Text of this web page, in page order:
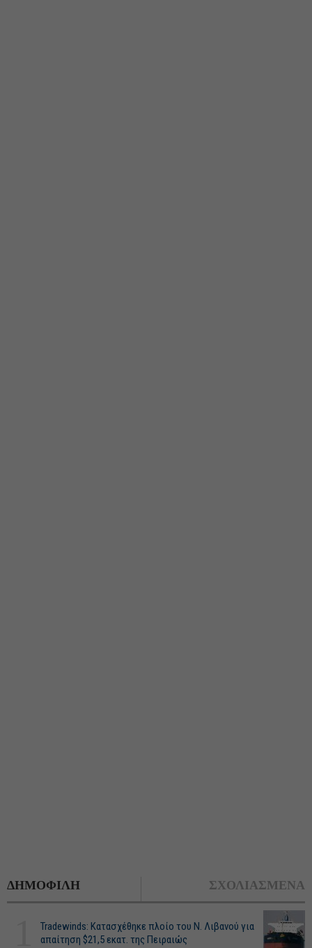
ΔΗΜΟΦΙΛΗ ΣΧΟΛΙΑΣΜΕΝΑ
Tradewinds: Κατασχέθηκε πλοίο του Ν. Λιβανού για
απαίτηση $21,5 εκατ. της Πειραιώς